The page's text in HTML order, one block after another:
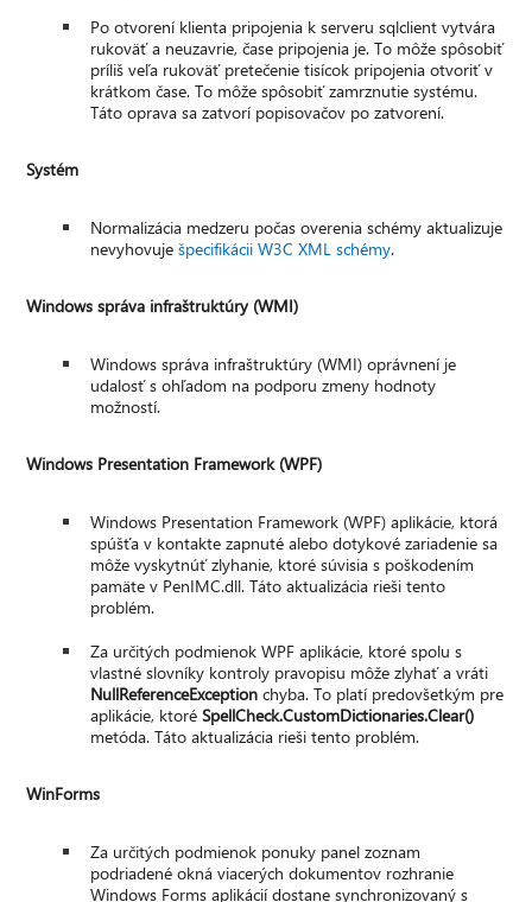
Po otvorení klienta pripojenia k serveru sqlclient vytvára
rukoväť a neuzavrie, čase pripojenia je. To môže spôsobiť
príliš veľa rukoväť pretečenie tisícok pripojenia otvoriť v
krátkom čase. To môže spôsobiť zamrznutie systému.
Táto oprava sa zatvorí popisovačov po zatvorení.
Systém
Normalizácia medzeru počas overenia schémy aktualizuje
nevyhovuješpecifikácii W3C XML schémy.
Windows správa infraštruktúry (WMI)
Windows správa infraštruktúry (WMI) oprávnení je
udalosť s ohľadom na podporu zmeny hodnoty
možností.
Windows Presentation Framework (WPF)
Windows Presentation Framework (WPF) aplikácie, ktorá
spúšťa v kontakte zapnuté alebo dotykové zariadenie sa
môže vyskytnúť zlyhanie, ktoré súvisia s poškodením
pamäte v PenIMC.dll. Táto aktualizácia rieši tento
problém.
Za určitých podmienok WPF aplikácie, ktoré spolu s
vlastné slovníky kontroly pravopisu môže zlyhať a vráti
NullReferenceException chyba. To platí predovšetkým pre
aplikácie, ktoréSpellCheck.CustomDictionaries.Clear()
metóda. Táto aktualizácia rieši tento problém.
WinForms
Za určitých podmienok ponuky panel zoznam
podriadené okná viacerých dokumentov rozhranie
Windows Forms aplikácií dostane synchronizovaný s